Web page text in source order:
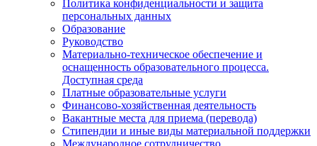
Политика конфиденциальности и защита
персональных данных
Образование
Руководство
Материально-техническое обеспечение и
оснащенность образовательного процесса.
Доступная среда
Платные образовательные услуги
Финансово-хозяйственная деятельность
Вакантные места для приема (перевода)
Стипендии и иные виды материальной поддержки